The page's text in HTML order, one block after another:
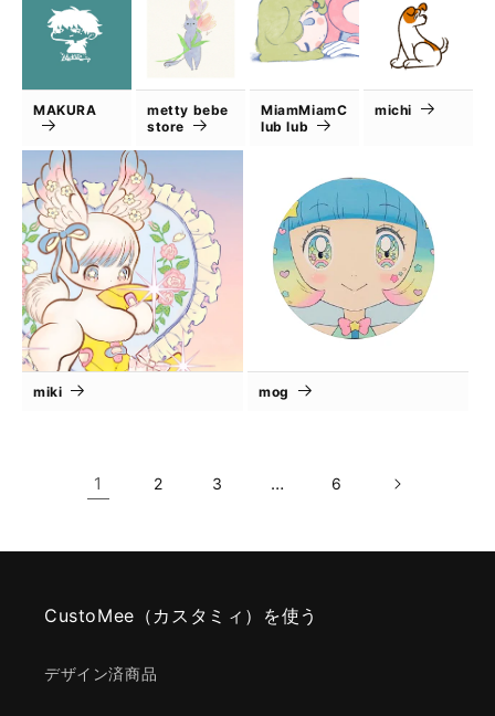
MAKURA
metty bebe
store
MiamMiamC
lub lub
michi
miki mog
1 2 3 … 6
CustoMee（カスタミィ）を使う
デザイン済商品